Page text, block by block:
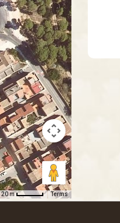
20 m Terms